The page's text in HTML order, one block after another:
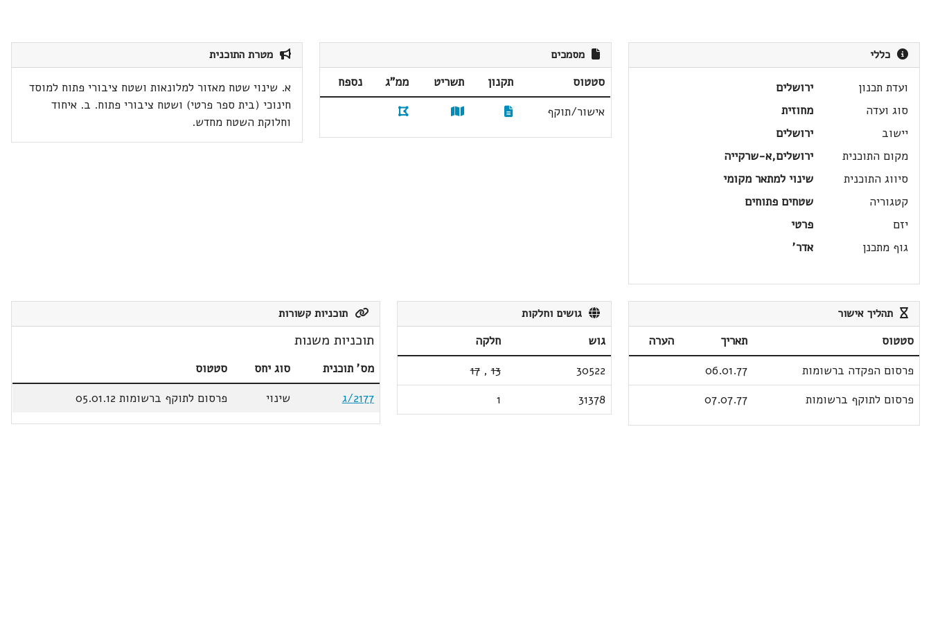
כללי
ועדת תכנון
ירושלים
סוג ועדה
מחוזית
יישוב
ירושלים
מקום התוכנית
ירושלים,א-שרקייה
סיווג התוכנית
שינוי למתאר מקומי
קטגוריה
שטחים פתוחים
יזם
פרטי
גוף מתכנן
אדר'
מסמכים
סטטוס תקנון תשריט ממ"ג
נספח
אישור/תוקף
מטרת התוכנית
א. שינוי שטח מאזור למלונאות ושטח ציבורי פתוח למוסד
חינוכי (בית ספר פרטי) ושטח ציבורי פתוח. ב. איחוד
וחלוקת השטח מחדש.
תהליך אישור
סטטוס תאריך
הערה
פרסום הפקדה ברשומות
06.01.77
פרסום לתוקף ברשומות
07.07.77
גושים וחלקות
גוש
חלקה
30522
13
,
17
31378
1
תוכניות קשורות
תוכניות משנות
מס' תוכנית סוג יחס
סטטוס
2177/ג
שינוי פרסום לתוקף ברשומות 05.01.12